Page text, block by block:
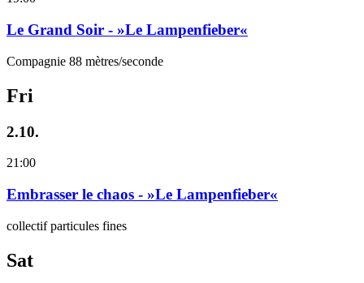
Le Grand Soir - »Le Lampenfieber«
Compagnie 88 mètres/seconde
Fri
2.10.
21:00
Embrasser le chaos - »Le Lampenfieber«
collectif particules fines
Sat